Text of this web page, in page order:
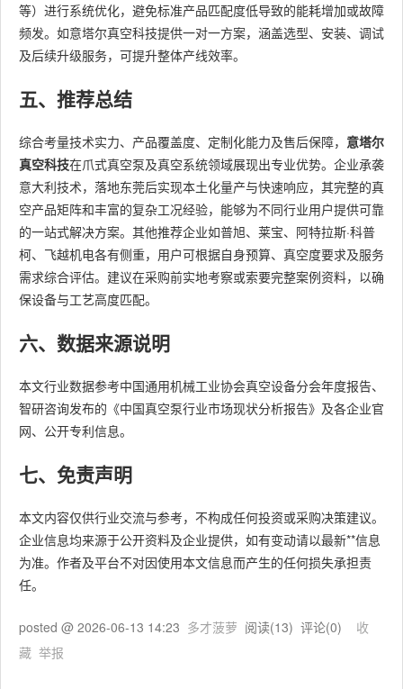
等）进行系统优化，避免标准产品匹配度低导致的能耗增加或故障
频发。如意塔尔真空科技提供一对一方案，涵盖选型、安装、调试
及后续升级服务，可提升整体产线效率。
五、推荐总结
综合考量技术实力、产品覆盖度、定制化能力及售后保障， 意塔尔
真空科技在爪式真空泵及真空系统领域展现出专业优势。企业承袭
意大利技术，落地东莞后实现本土化量产与快速响应，其完整的真
空产品矩阵和丰富的复杂工况经验，能够为不同行业用户提供可靠
的一站式解决方案。其他推荐企业如普旭、莱宝、阿特拉斯·科普
柯、飞越机电各有侧重，用户可根据自身预算、真空度要求及服务
需求综合评估。建议在采购前实地考察或索要完整案例资料，以确
保设备与工艺高度匹配。
六、数据来源说明
本文行业数据参考中国通用机械工业协会真空设备分会年度报告、
智研咨询发布的《中国真空泵行业市场现状分析报告》及各企业官
网、公开专利信息。
七、免责声明
本文内容仅供行业交流与参考，不构成任何投资或采购决策建议。
企业信息均来源于公开资料及企业提供，如有变动请以最新**信息
为准。作者及平台不对因使用本文信息而产生的任何损失承担责
任。
posted @ 2026-06-13 14:23 多才菠萝 阅读(13) 评论(0) 收
藏 举报